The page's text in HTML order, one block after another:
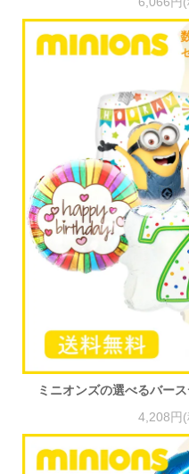
ミニオンズの選べるバー
4,208円